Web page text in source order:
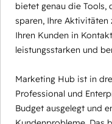
bietet genau die Tools,
sparen, Ihre
Ihren Kunden in
leistungsstarken und
Marketing Hub ist in
Professional und
Budget ausgelegt und